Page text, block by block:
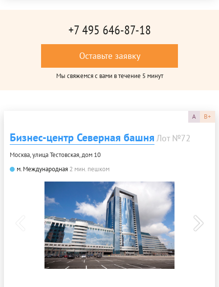
+7 495 646-87-18
Оставьте заявку
Мы свяжемся с вами в течение 5 минут
A B+
Бизнес-центр Северная башня Лот №72
Москва, улица Тестовская, дом 10
м. Международная 2 мин. пешком